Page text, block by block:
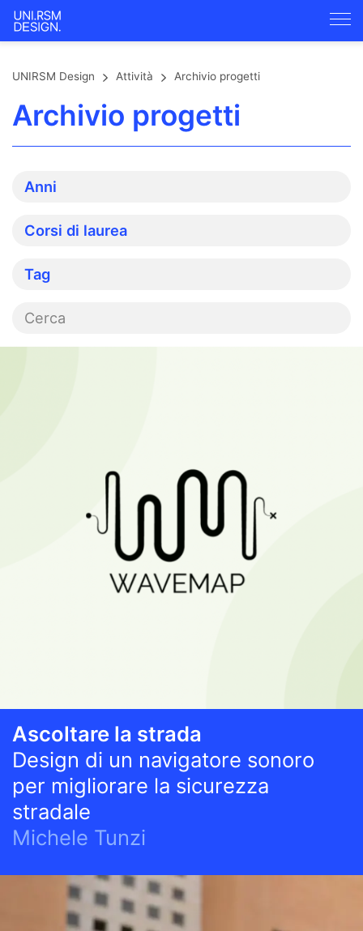
UNIRSM Design Attività Archivio progetti
Archivio progetti
Anni
Corsi di laurea
Tag
Ascoltare la strada
Design di un navigatore sonoro
per migliorare la sicurezza
stradale
Michele Tunzi